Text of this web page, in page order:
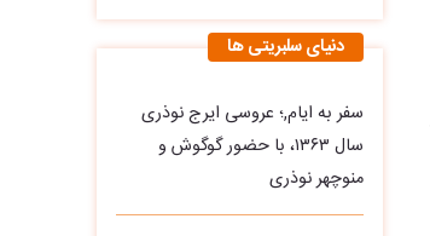
دنیای سلبریتی ها
سفر به ایام,؛ عروسی ایرج نوذری
سال ۱۳۶۳، با حضور گوگوش و
منوچهر نوذری